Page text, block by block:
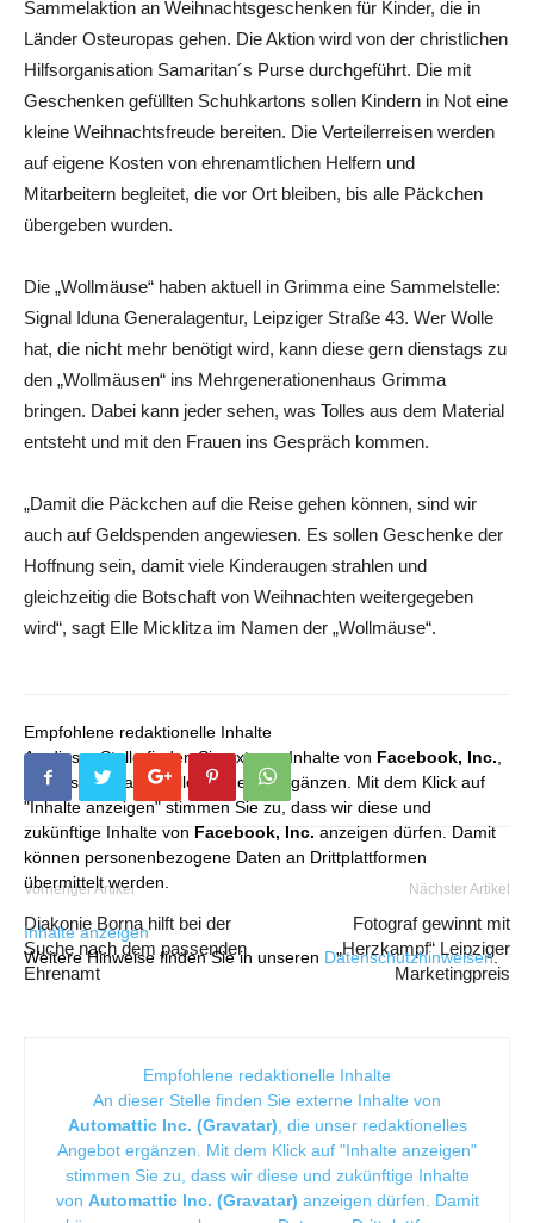
Sammelaktion an Weihnachtsgeschenken für Kinder, die in
Länder Osteuropas gehen. Die Aktion wird von der christlichen
Hilfsorganisation Samaritan´s Purse durchgeführt. Die mit
Geschenken gefüllten Schuhkartons sollen Kindern in Not eine
kleine Weihnachtsfreude bereiten. Die Verteilerreisen werden
auf eigene Kosten von ehrenamtlichen Helfern und
Mitarbeitern begleitet, die vor Ort bleiben, bis alle Päckchen
übergeben wurden.
Die „Wollmäuse“ haben aktuell in Grimma eine Sammelstelle:
Signal Iduna Generalagentur, Leipziger Straße 43. Wer Wolle
hat, die nicht mehr benötigt wird, kann diese gern dienstags zu
den „Wollmäusen“ ins Mehrgenerationenhaus Grimma
bringen. Dabei kann jeder sehen, was Tolles aus dem Material
entsteht und mit den Frauen ins Gespräch kommen.
„Damit die Päckchen auf die Reise gehen können, sind wir
auch auf Geldspenden angewiesen. Es sollen Geschenke der
Hoffnung sein, damit viele Kinderaugen strahlen und
gleichzeitig die Botschaft von Weihnachten weitergegeben
wird“, sagt Elle Micklitza im Namen der „Wollmäuse“.
Empfohlene redaktionelle Inhalte
An dieser Stelle finden Sie externe Inhalte von Facebook, Inc.
die unser redaktionelles Angebot ergänzen. Mit dem Klick auf
"Inhalte anzeigen" stimmen Sie zu, dass wir diese und
zukünftige Inhalte von Facebook, Inc. anzeigen dürfen. Damit
können personenbezogene Daten an Drittplattformen
übermittelt werden.
Inhalte anzeigen
Weitere Hinweise finden Sie in unseren Datenschutzhinweisen.
Vorheriger Artikel
Diakonie Borna hilft bei der
Suche nach dem passenden
Ehrenamt
Nächster Artikel
Fotograf gewinnt mit
„Herzkampf“ Leipziger
Marketingpreis
Empfohlene redaktionelle Inhalte
An dieser Stelle finden Sie externe Inhalte von
Automattic Inc. (Gravatar) , die unser redaktionelles
Angebot ergänzen. Mit dem Klick auf "Inhalte anzeigen"
stimmen Sie zu, dass wir diese und zukünftige Inhalte
von Automattic Inc. (Gravatar) anzeigen dürfen. Damit